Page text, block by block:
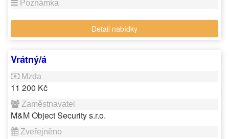
Detail nabídky
Vrátný/á
11 200 Kč
M&M Object Security s.r.o.